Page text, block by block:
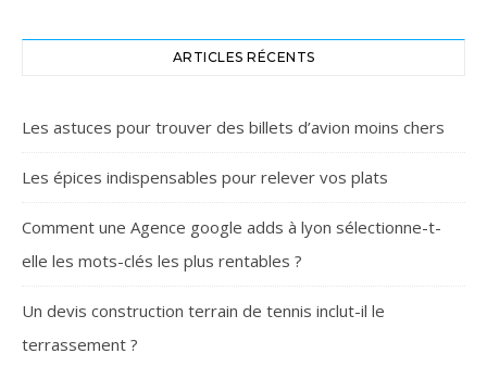
ARTICLES RÉCENTS
Les astuces pour trouver des billets d’avion moins chers
Les épices indispensables pour relever vos plats
Comment une Agence google adds à lyon sélectionne-t-
elle les mots-clés les plus rentables ?
Un devis construction terrain de tennis inclut-il le
terrassement ?